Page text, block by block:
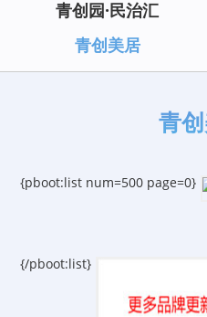
青创园·民治汇
青创美居
青
{pboot:list num=500 page=0}
{/pboot:list}